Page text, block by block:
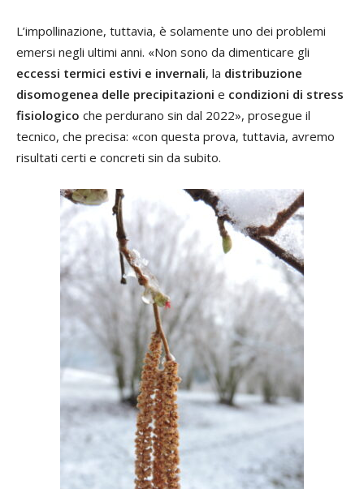
L’impollinazione, tuttavia, è solamente uno dei problemi
emersi negli ultimi anni. «Non sono da dimenticare gli
eccessi termici estivi e invernali, la distribuzione
disomogenea delle precipitazioni e condizioni di stress
fisiologico che perdurano sin dal 2022», prosegue il
tecnico, che precisa: «con questa prova, tuttavia, avremo
risultati certi e concreti sin da subito.